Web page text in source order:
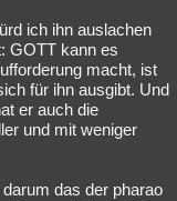
ich ihn auslachen
GOTT kann es
macht, ist
für ihn ausgibt. Und
er auch die
und mit weniger
das der pharao